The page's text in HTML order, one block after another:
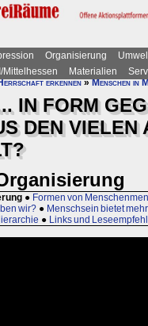
Organisierung
Mittelhessen Materialien
erkennen»Menschen in
IN FORM
DEN VIELEN
● Formen von
wir? ● Menschsein bietet mehr
● Links und